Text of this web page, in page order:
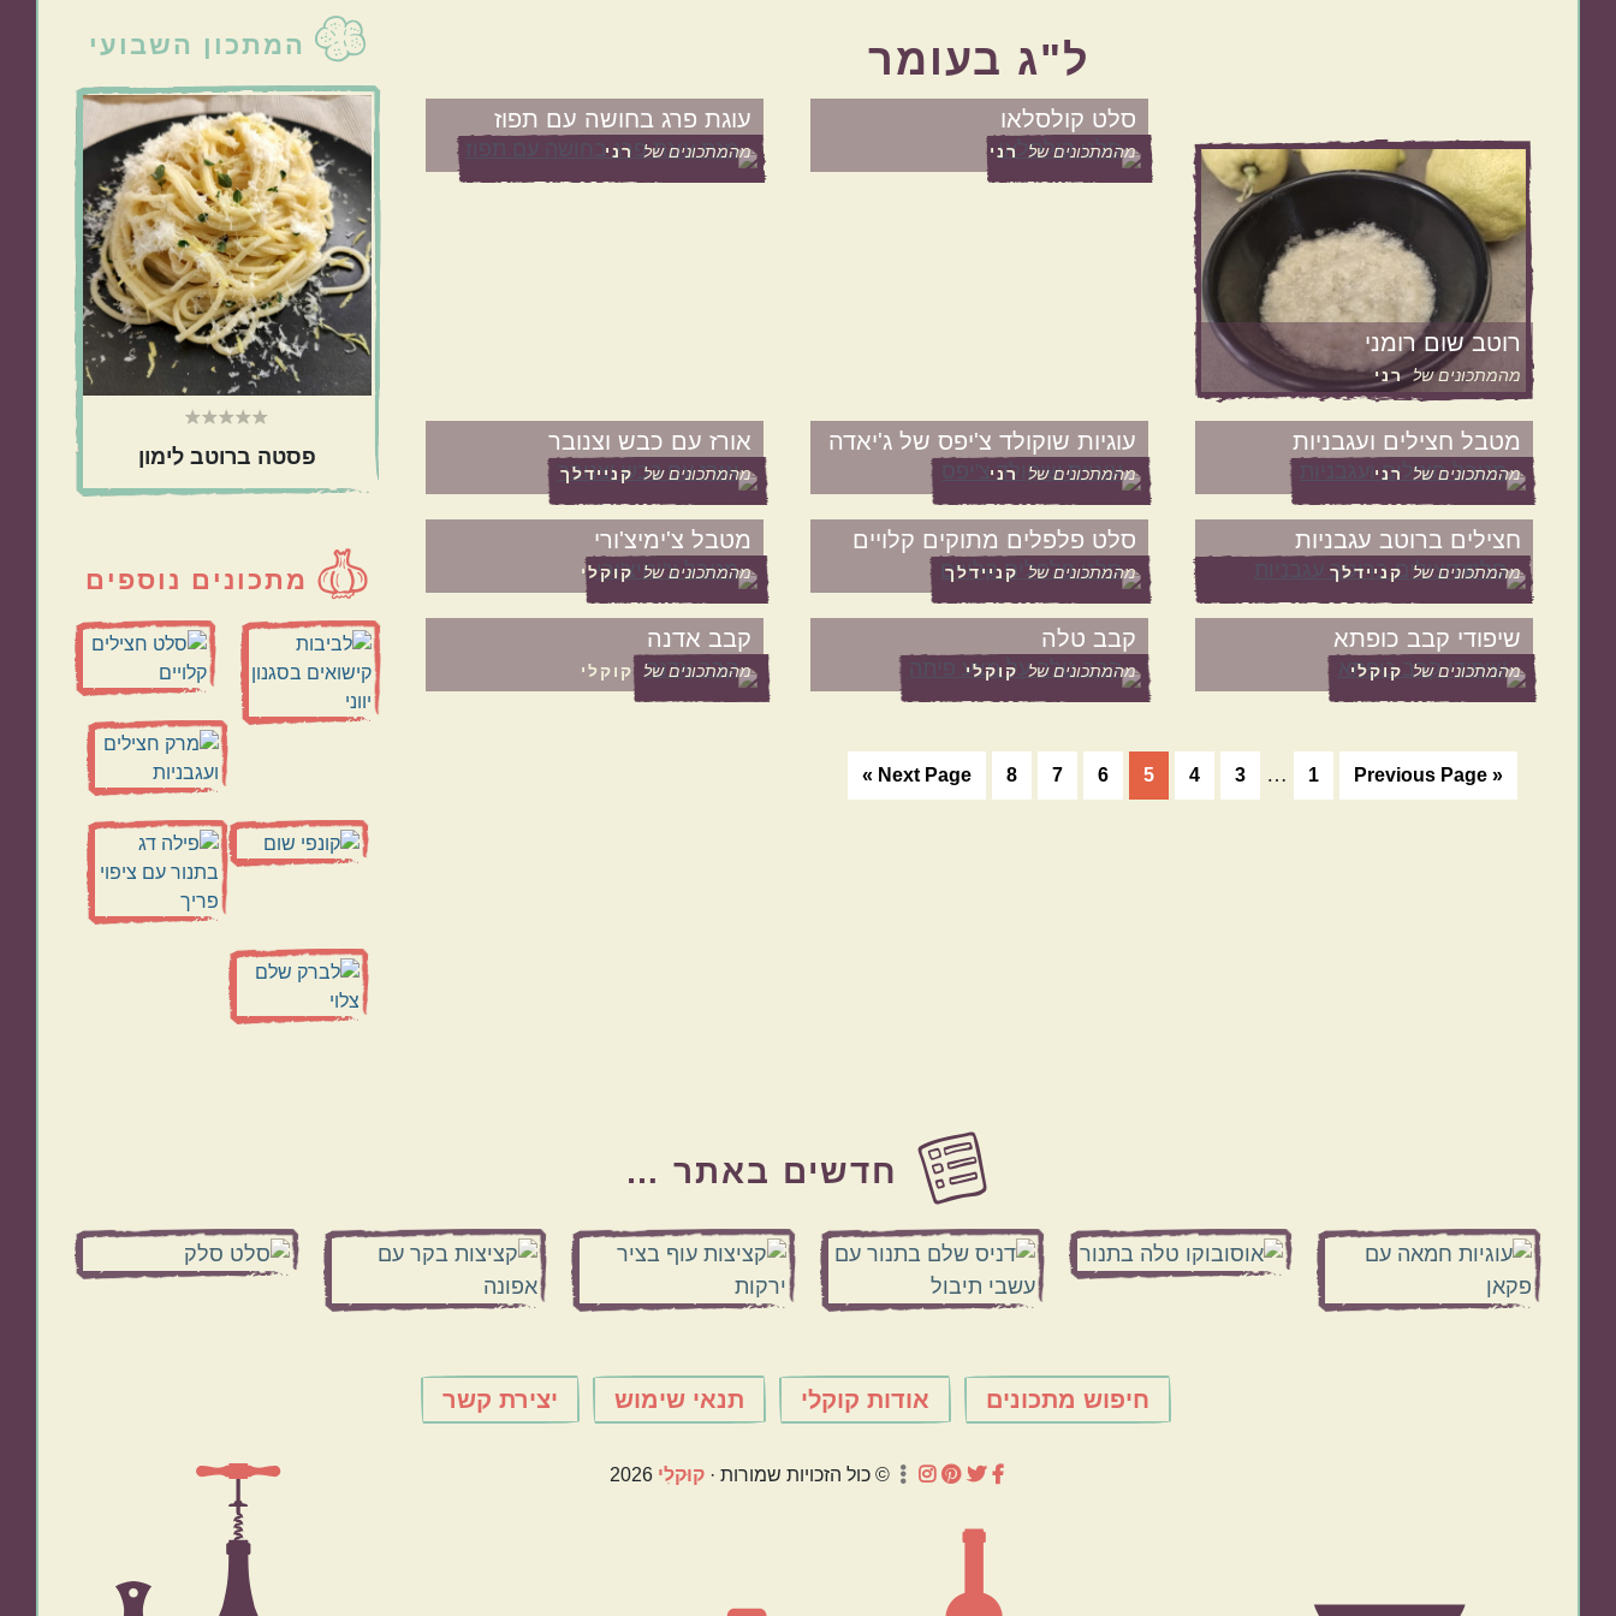
ל"ג בעומר
רוטב שום רומני
מהמתכונים של רני
סלט קולסלאו
מהמתכונים של רני
עוגת פרג בחושה עם תפוז
מהמתכונים של רני
מטבל חצילים ועגבניות
מהמתכונים של רני
עוגיות שוקולד צ'יפס של ג'יאדה
מהמתכונים של רני
אורז עם כבש וצנובר
מהמתכונים של קניידלך
חצילים ברוטב עגבניות
מהמתכונים של קניידלך
סלט פלפלים מתוקים קלויים
מהמתכונים של קניידלך
מטבל צ'ימיצ'ורי
מהמתכונים של קוקלי
שיפודי קבב כופתא
מהמתכונים של קוקלי
קבב טלה
מהמתכונים של קוקלי
קבב אדנה
מהמתכונים של קוקלי
«
Go
to
Previous Page עמוד1
Interim
pages
… עמוד
3 עמוד
4 עמוד
5 עמוד
6 עמוד
7 עמוד
8
Go
to
Next Page »
סרגל
צדדי
ראשי
המתכון השבועי
פסטה ברוטב לימון
מתכונים נוספים
חדשים באתר …
חיפוש מתכונים אודות קוקלי תנאי שימוש יצירת קשר
© כול הזכויות שמורות · קוּקלִי
פרסי
מנות קלות להכנה בתקציב נמוך מתאימות כמתנה